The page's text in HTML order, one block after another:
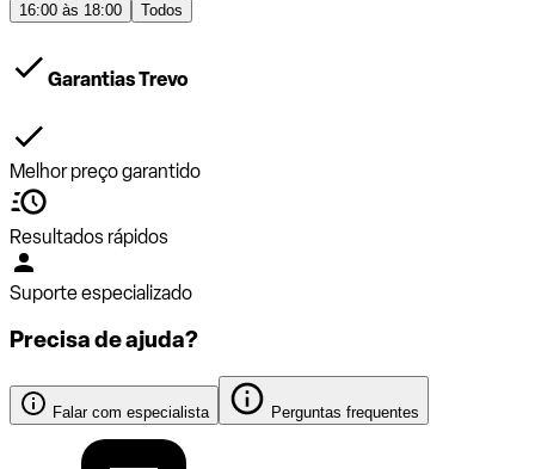
16:00 às 18:00
Todos
Garantias Trevo
Melhor preço garantido
Resultados rápidos
Suporte especializado
Precisa de ajuda?
Falar com especialista Perguntas frequentes